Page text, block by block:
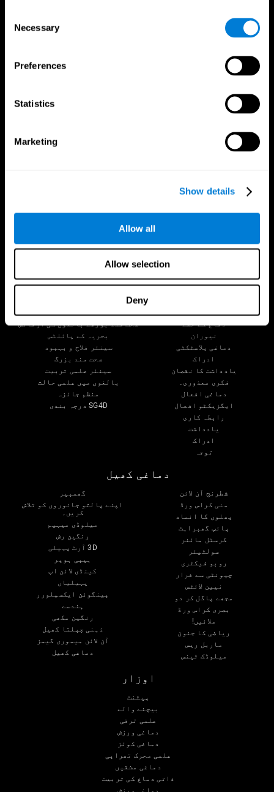
Selection
Necessary
Preferences
Statistics
Marketing
Show details
Allow all
Allow selection
Deny
دماغی سائنس
دماغ کے حصے
نیوران
دماغی پلاسٹکٹی
ادراک
یادداشت کا نقصان
فکری معذوری۔
دماغی افعال
ایگزیکٹو افعال
رابطہ کاری
یادداشت
ادراک
توجہ
تحقیق
صحت مند بوڑھے بالغوں کی آزمائش
بحریہ کے پائلٹس
سینئر فلاح و بہبود
صحت مند بزرگ
سینئر علمی تربیت
بالغوں میں علمی حالت
منظم جائزہ
SG4D درجہ بندی
دماغی کھیل
شطرنج آن لائن
منی کراس ورڈ
پھلوں کا انماد
پائپ گھبراہٹ
کرسٹل مائنر
سولٹیئر
روبو فیکٹری
چیونٹی سے فرار
نیین لائٹس
مجھے پاگل کر دو
بصری کراس ورڈ
ملائیں!
ریاضی کا جنون
ماربل ریس
میلوڈک ٹینس
گھمبیر
اپنے پالتو جانوروں کو تلاش
کریں۔
میلوڈی میہیم
رنگین رش
3D آرٹ پہیلی
ہیپی ہوپر
کینڈی لائن اپ
پہیلیاں
پینگوئن ایکسپلورر
ہندسے
رنگین مکھی
ذہنی چپلتا کھیل
آن لائن میموری گیمز
دماغی کھیل
اوزار
پیٹنٹ
بیچنے والے
علمی ترقی
دماغی ورزش
دماغی کوئز
علمی محرک تھراپی
دماغی مشقیں
ذاتی دماغ کی تربیت
دماغی ورزش